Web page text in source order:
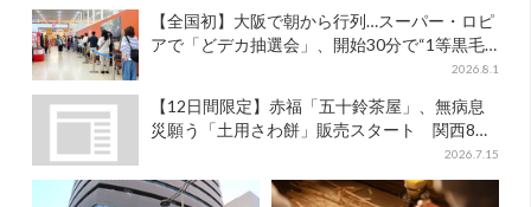
【全国初】大阪で朝から行列…スーパー・ロピ
アで「どデカ抽選会」、開始30分で“1等黒毛
2026.8.1
【12日間限定】赤福「五十鈴茶屋」、無病息
災願う「土用さわ餅」販売スタート 関西8カ
2026.7.15